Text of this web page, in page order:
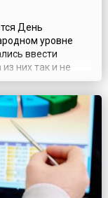
День
уровне
ввести
них так и не
дата 30
году московская
организациям